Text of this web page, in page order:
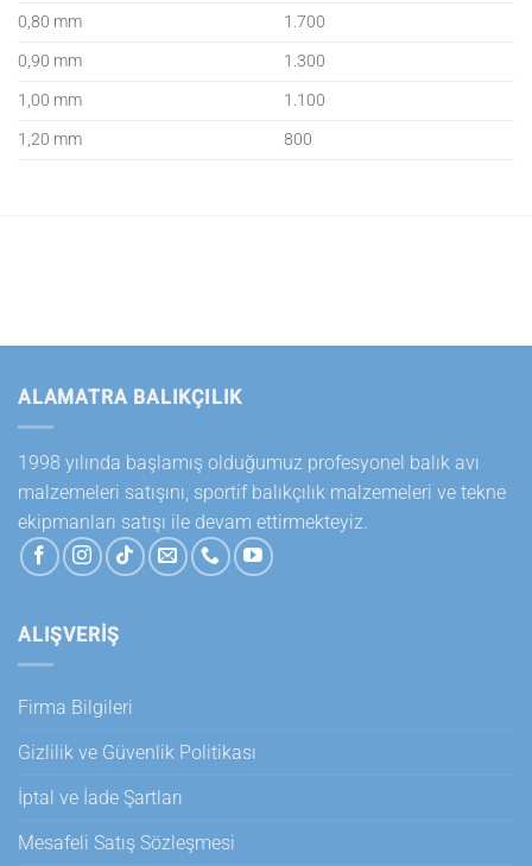
0,80 mm
1.700
0,90 mm
1.300
1,00 mm
1.100
1,20 mm
800
ALAMATRA BALIKÇILIK
1998 yılında başlamış olduğumuz profesyonel balık avı
malzemeleri satışını, sportif balıkçılık malzemeleri ve tekne
ekipmanları satışı ile devam ettirmekteyiz.
ALIŞVERİŞ
Firma Bilgileri
Gizlilik ve Güvenlik Politikası
İptal ve İade Şartları
Mesafeli Satış Sözleşmesi